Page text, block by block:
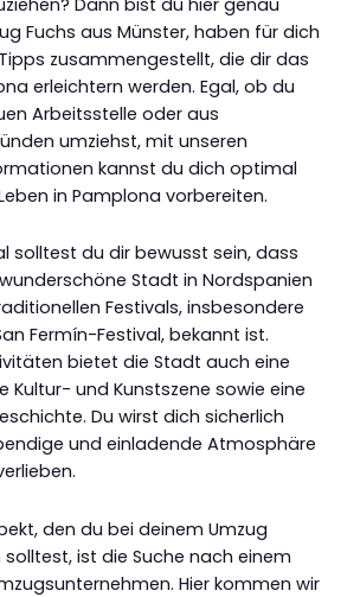
Fuchs aus Münster, haben für dich
zusammengestellt, die dir das
erleichtern werden. Egal, ob du
Arbeitsstelle oder aus
umziehst, mit unseren
kannst du dich optimal
in Pamplona vorbereiten.
solltest du dir bewusst sein, dass
Stadt in Nordspanien
Festivals, insbesondere
Fermín-Festival, bekannt ist.
bietet die Stadt auch eine
Kultur- und Kunstszene sowie eine
Du wirst dich sicherlich
und einladende Atmosphäre
den du bei deinem Umzug
ist die Suche nach einem
Hier kommen wir